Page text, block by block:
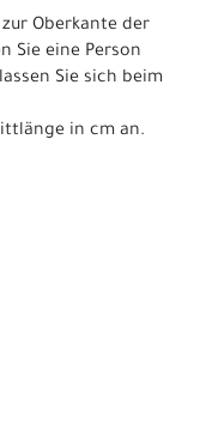
Oberkante der
Sie eine Person
Sie sich beim
in cm an.